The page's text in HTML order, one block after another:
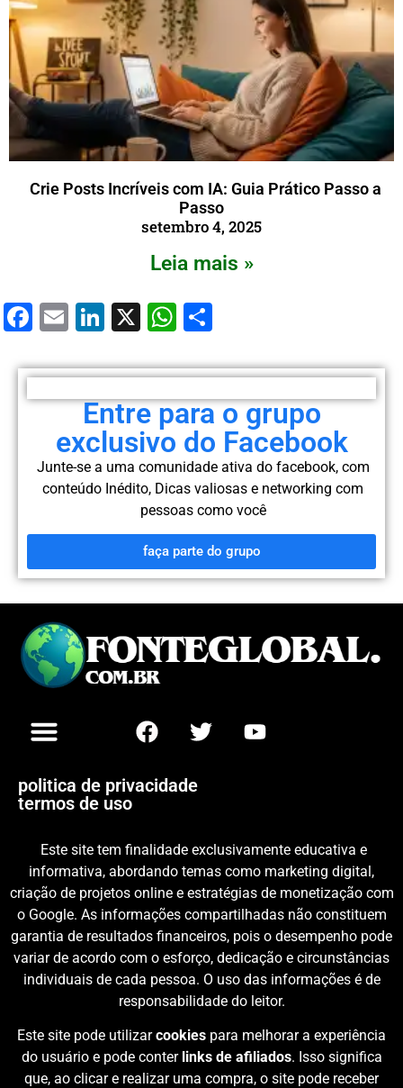
Crie Posts Incríveis com IA: Guia Prático Passo a
Passo
setembro 4, 2025
Leia mais »
Facebook
EmailLinkedIn
X WhatsApp
Entre para o grupo
exclusivo do Facebook
Junte-se a uma comunidade ativa do facebook, com
conteúdo Inédito, Dicas valiosas e networking com
pessoas como você
faça parte do grupo
politica de privacidade
termos de uso
Este site tem finalidade exclusivamente educativa e
informativa, abordando temas como marketing digital,
criação de projetos online e estratégias de monetização com
o Google. As informações compartilhadas não constituem
garantia de resultados financeiros, pois o desempenho pode
variar de acordo com o esforço, dedicação e circunstâncias
individuais de cada pessoa. O uso das informações é de
responsabilidade do leitor.
Este site pode utilizarcookies para melhorar a experiência
do usuário e pode conter links de afiliados. Isso significa
que, ao clicar e realizar uma compra, o site pode receber